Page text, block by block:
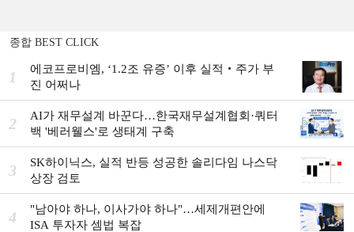
종합 BEST CLICK
1
에코프로비엠, ‘1.2조 유증’ 이후 실적‧주가 부
진 어쩌나
2
AI가 재무설계 바꾼다…한국재무설계협회·쿼터
백 '베러웰스'로 생태계 구축
3
SK하이닉스, 실적 반등 성공한 솔리다임 나스닥
상장 검토
4
"남아야 하나, 이사가야 하나"…세제개편안에
ISA 투자자 셈법 복잡